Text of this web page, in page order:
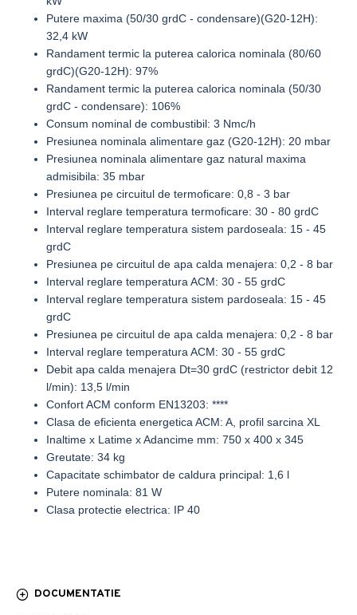
Putere maxima (50/30 grdC - condensare)(G20-12H):
32,4 kW
Randament termic la puterea calorica nominala (80/60
grdC)(G20-12H): 97%
Randament termic la puterea calorica nominala (50/30
grdC - condensare): 106%
Consum nominal de combustibil: 3 Nmc/h
Presiunea nominala alimentare gaz (G20-12H): 20 mbar
Presiunea nominala alimentare gaz natural maxima
admisibila: 35 mbar
Presiunea pe circuitul de termoficare: 0,8 - 3 bar
Interval reglare temperatura termoficare: 30 - 80 grdC
Interval reglare temperatura sistem pardoseala: 15 - 45
grdC
Presiunea pe circuitul de apa calda menajera: 0,2 - 8 bar
Interval reglare temperatura ACM: 30 - 55 grdC
Interval reglare temperatura sistem pardoseala: 15 - 45
grdC
Presiunea pe circuitul de apa calda menajera: 0,2 - 8 bar
Interval reglare temperatura ACM: 30 - 55 grdC
Debit apa calda menajera Dt=30 grdC (restrictor debit 12
l/min): 13,5 l/min
Confort ACM conform EN13203: ****
Clasa de eficienta energetica ACM: A, profil sarcina XL
Inaltime x Latime x Adancime mm: 750 x 400 x 345
Greutate: 34 kg
Capacitate schimbator de caldura principal: 1,6 l
Putere nominala: 81 W
Clasa protectie electrica: IP 40
DOCUMENTATIE